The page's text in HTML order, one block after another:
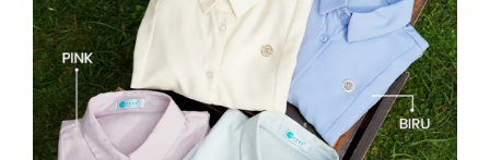
Contact
Career